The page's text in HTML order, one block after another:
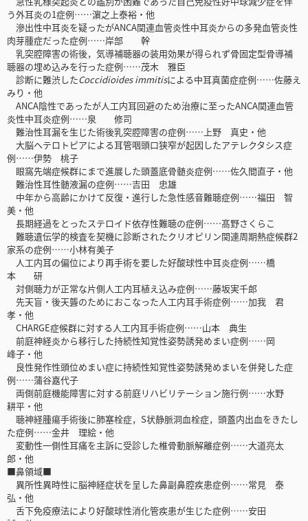
う外耳炎の1症例……濵之上泰裕・他
滲出性中耳炎を疑ったがANCA関連血管炎性中耳炎からの多発血管炎性
肉芽腫症だった症例……岸部 幹
乳突腔障害の術後，気導補聴器の装用効果が得られず骨固定型骨導補
聴器の埋め込みを行った症例……茂木 雅臣
診断に難渋したCoccidioides immitisによる中耳真菌症症例……佐藤え
みり・他
ANCA陰性であったが人工内耳回避のため治療に至ったANCA関連血管
炎性中耳炎症例……泉 修司
難治性耳漏を生じた術後乳突腔障害の症例……上野 真史・他
大脳ヘテロトピアによる耳管咽頭口狭窄が起因したアテレクタシス症
例……伊勢 桃子
眼窩先端症候群にまで進展した頭蓋底骨髄炎症例……佐久間直子・他
難治性耳性髄液漏の症例……吉田 忠雄
中年から高齢にかけて反復・進行した急性感音難聴症例……福田 智
美・他
長期経過をとったステロイド依存性難聴の症例……髙野さくらこ
難聴遺伝学的検査を契機に診断されたクリオピリン関連周期熱症候群2
家系の症例……小林有美子
人工内耳の偏位により再手術を要した好酸球性中耳炎症例……橋
本 研
対側聴力が正常な片側人工内耳植え込み症例……藤坂実千郎
先天盲・後天聾のためにおこなった人工内耳手術症例……加我 君
孝・他
CHARGE症候群に対する人工内耳手術症例……山本 典生
前庭神経炎から移行した持続性知覚性姿勢誘発めまい症例……岡
峰子・他
良性発作性頭位めまい症に持続性知覚性姿勢誘発めまいを併発した症
例……蒲谷嘉代子
両側前庭機能障害に対する前庭リハビリテーション施行例……水野
耕平・他
聴神経腫瘍手術後に肺塞栓症，S状静脈洞血栓症，頭蓋内出血をきたし
た症例……金井 理絵・他
変動性一側性耳痛を主訴に受診した椎骨動脈解離症例……大道亮太
郎・他
■鼻領域■
異所性異時性に脳神経症状を呈した鼻副鼻腔疾患症例……常見 泰
弘・他
舌下免疫療法により好酸球性消化管疾患が生じた症例……安田